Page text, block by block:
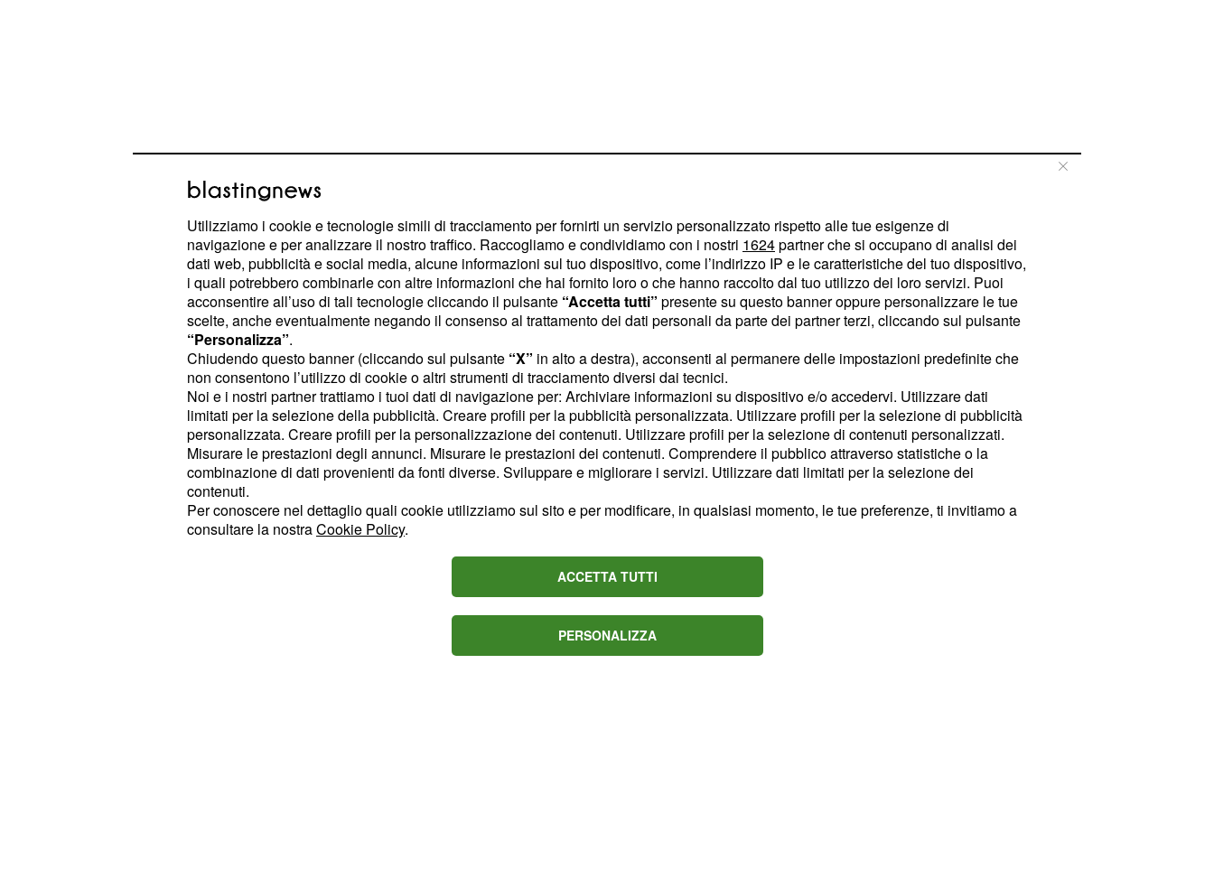
edizione de 'La Grande Storia'
Come sempre, anche i temi delle8 puntatenelle quali si
snoderà il filo narrativo di questa nuova edizione de 'La
Grande Storia' saranno vari e coinvolgenti. Nella prima parte
di questo nuovo ciclo, così come era successo nell'ultima
parte di quello precedente, la linea editoriale del programma
spazierà dalle 2 guerre mondiali, al ventennio e al regime
totalitario tedesco.
Gli argomenti in questione saranno affrontati attraverso
l'approfondimento di aspetti meno trattati, apparentemente
secondari, come lo sport nel corso della dittatura, la
propaganda politica tramite l'uso delle immagini e
l'esoterismo a carattere totalitario. Nel corso delle puntate
sarà poi fatta luce sul collegamento tra organizzazioni
massoniche e fascismo, sulla bomba atomica e sull'abuso
Utilizziamo i cookie e tecnologie simili di tracciamento per fornirti un servizio personalizzato rispetto alle tue esigenze di
navigazione e per analizzare il nostro traffico. Raccogliamo e condividiamo con i nostri 1624partner che si occupano di analisi dei
dati web, pubblicità e social media, alcune informazioni sul tuo dispositivo, come l’indirizzo IP e le caratteristiche del tuo dispositivo,
i quali potrebbero combinarle con altre informazioni che hai fornito loro o che hanno raccolto dal tuo utilizzo dei loro servizi. Puoi
acconsentire all’uso di tali tecnologie cliccando il pulsante “Accetta tutti” presente su questo banner oppure personalizzare le tue
scelte, anche eventualmente negando il consenso al trattamento dei dati personali da parte dei partner terzi, cliccando sul pulsante
“Personalizza”.
Chiudendo questo banner (cliccando sul pulsante “X” in alto a destra), acconsenti al permanere delle impostazioni predefinite che
non consentono l’utilizzo di cookie o altri strumenti di tracciamento diversi dai tecnici.
Noi e i nostri partner trattiamo i tuoi dati di navigazione per: Archiviare informazioni su dispositivo e/o accedervi. Utilizzare dati
limitati per la selezione della pubblicità. Creare profili per la pubblicità personalizzata. Utilizzare profili per la selezione di pubblicità
personalizzata. Creare profili per la personalizzazione dei contenuti. Utilizzare profili per la selezione di contenuti personalizzati.
Misurare le prestazioni degli annunci. Misurare le prestazioni dei contenuti. Comprendere il pubblico attraverso statistiche o la
combinazione di dati provenienti da fonti diverse. Sviluppare e migliorare i servizi. Utilizzare dati limitati per la selezione dei
contenuti.
Per conoscere nel dettaglio quali cookie utilizziamo sul sito e per modificare, in qualsiasi momento, le tue preferenze, ti invitiamo a
consultare la nostraCookie Policy.
ACCETTA TUTTI
PERSONALIZZA